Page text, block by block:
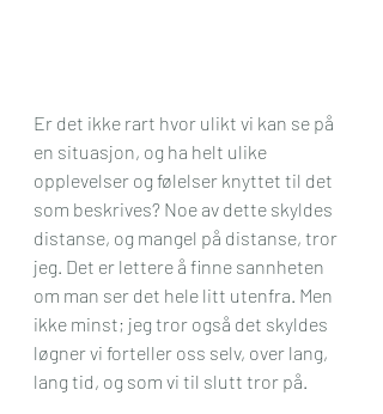
Er det ikke rart hvor ulikt vi kan se på
en situasjon, og ha helt ulike
opplevelser og følelser knyttet til det
som beskrives? Noe av dette skyldes
distanse, og mangel på distanse, tror
jeg. Det er lettere å finne sannheten
om man ser det hele litt utenfra. Men
ikke minst; jeg tror også det skyldes
løgner vi forteller oss selv, over lang,
lang tid, og som vi til slutt tror på.